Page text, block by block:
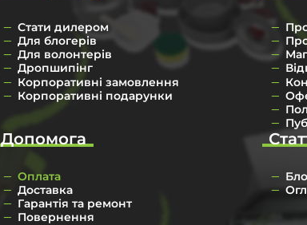
Стати дилером
Для блогерів
Для волонтерів
Дропшипінг
Корпоративні замовлення
Корпоративні подарунки
Допомога
Оплата
Доставка
Гарантія та ремонт
Повернення